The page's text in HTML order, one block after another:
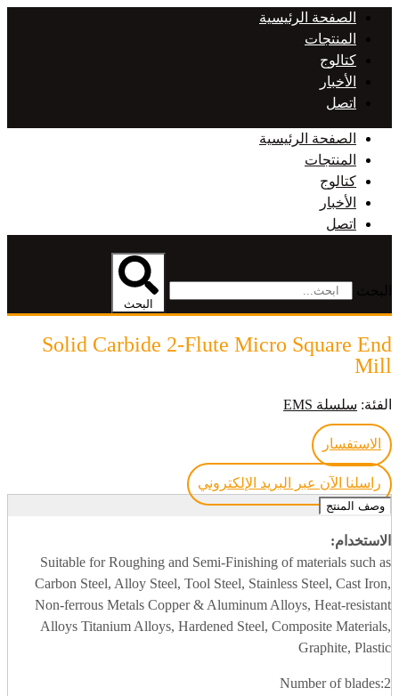
الصفحة الرئيسية
المنتجات
كتالوج
الأخبار
اتصل
الصفحة الرئيسية
المنتجات
كتالوج
الأخبار
اتصل
البحث
Solid Carbide 2-Flute Micro Square End
Mill
الفئة: سلسلة EMS
الاستفسار
راسلنا الآن عبر البريد الإلكتروني
وصف المنتج
الاستخدام:
Suitable for Roughing and Semi-Finishing of materials such as
Carbon Steel, Alloy Steel, Tool Steel, Stainless Steel, Cast Iron,
Non-ferrous Metals Copper & Aluminum Alloys, Heat-resistant
Alloys Titanium Alloys, Hardened Steel, Composite Materials,
Graphite, Plastic
Number of blades:2